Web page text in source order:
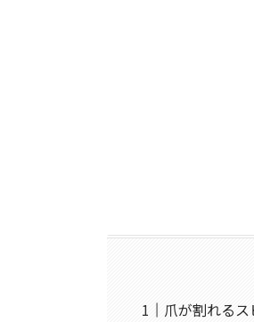
爪が割れる